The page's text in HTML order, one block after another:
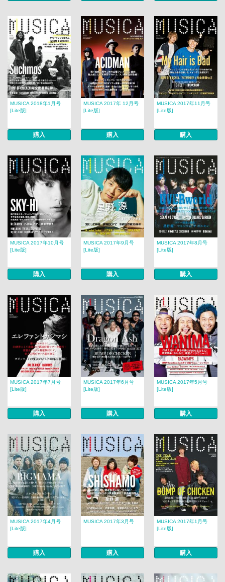
MUSICA 2018年1月号
[Lite版]
購入
MUSICA 2017年 12月号​​
[Lite版]
購入
MUSICA 2017年11月号
[Lite版]
購入
MUSICA 2017年10月号
[Lite版]
購入
MUSICA 2017年9月号
[Lite版]
購入
MUSICA 2017年8月号​​
[Lite版]
購入
MUSICA 2017年7月号
[Lite版]
購入
MUSICA 2017年6月号
[Lite版]
購入
MUSICA 2017年5月号
[Lite版]
購入
MUSICA 2017年4月号
[Lite版]
購入
MUSICA 2017年3月号
購入
MUSICA 2017年1月号
[Lite版]
購入